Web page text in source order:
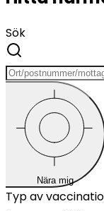
Sök
Nära mig
Typ av